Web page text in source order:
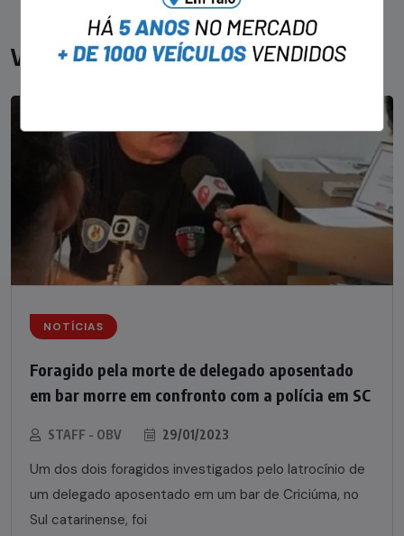
Você pode gostar
NOTÍCIAS
Foragido pela morte de delegado aposentado
em bar morre em confronto com a polícia em SC
STAFF - OBV 29/01/2023
Um dos dois foragidos investigados pelo latrocínio de
um delegado aposentado em um bar de Criciúma, no
Sul catarinense, foi